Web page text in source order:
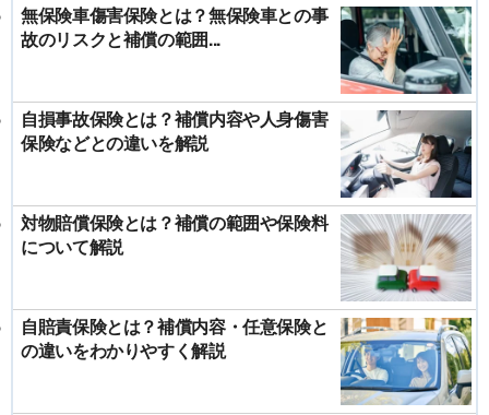
無保険車傷害保険とは？無保険車との事
故のリスクと補償の範囲...
自損事故保険とは？補償内容や人身傷害
保険などとの違いを解説
対物賠償保険とは？補償の範囲や保険料
について解説
自賠責保険とは？補償内容・任意保険と
の違いをわかりやすく解説